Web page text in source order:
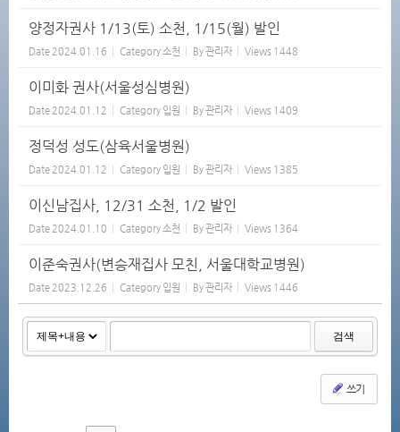
양정자권사 1/13(토) 소천, 1/15(월) 발인
Date 2024.01.16 Category소천 By관리자 Views 1448
이미화 권사(서울성심병원)
Date 2024.01.12 Category 입원 By관리자 Views 1409
정덕성 성도(삼육서울병원)
Date 2024.01.12 Category 입원 By관리자 Views 1385
이신남집사, 12/31 소천, 1/2 발인
Date 2024.01.10 Category소천 By관리자 Views 1364
이준숙권사(변승재집사 모친, 서울대학교병원)
Date 2023.12.26 Category 입원 By관리자 Views 1446
검색
쓰기